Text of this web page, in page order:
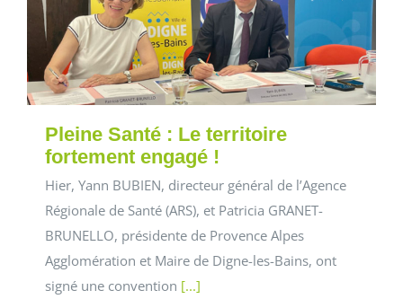
Pleine Santé : Le territoire
fortement engagé !
Hier, Yann BUBIEN, directeur général de l’Agence
Régionale de Santé (ARS), et Patricia GRANET-
BRUNELLO, présidente de Provence Alpes
Agglomération et Maire de Digne-les-Bains, ont
signé une convention [...]